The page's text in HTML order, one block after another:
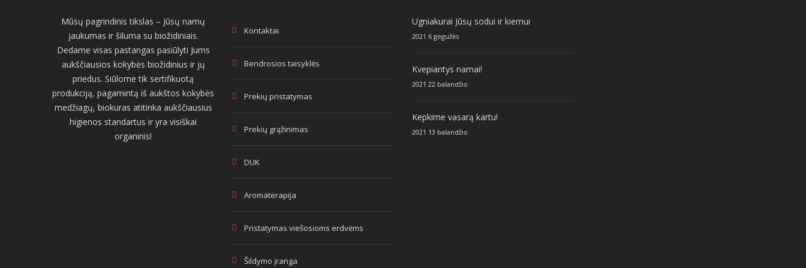
Mūsų pagrindinis tikslas – Jūsų namų
jaukumas ir šiluma su biožidiniais.
Dedame visas pastangas pasiūlyti Jums
aukščiausios kokybės biožidinius ir jų
priedus. Siūlome tik sertifikuotą
produkciją, pagamintą iš aukštos kokybės
medžiagų, biokuras atitinka aukščiausius
higienos standartus ir yra visiškai
organinis!
Kontaktai
Bendrosios taisyklės
Prekių pristatymas
Prekių grąžinimas
DUK
Aromaterapija
Pristatymas viešosioms erdvėms
Šildymo įranga
Ugniakurai Jūsų sodui ir kiemui
2021 6 gegužės
Kvepiantys namai!
2021 22 balandžio
Kepkime vasarą kartu!
2021 13 balandžio